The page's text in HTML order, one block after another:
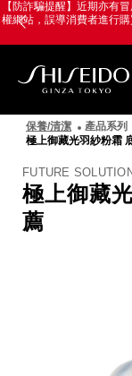
跳
至
Skip
to
【防詐騙提醒】近期亦有
權網站，誤導消費者進行
資
生
堂
際
櫃
保養/清潔 產品系列
極上御藏光羽紗粉霜
FUTURE
極上御藏
薦